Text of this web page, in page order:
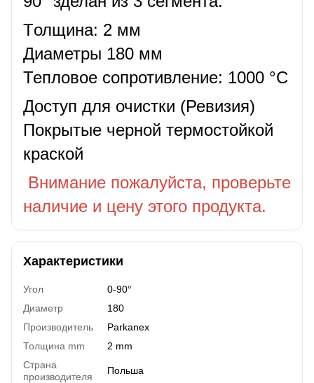
Tолщина: 2 мм
Диаметры 180 мм
Тепловое сопротивление: 1000 °C
Доступ для очистки (Ревизия)
Покрытые черной термостойкой
краской
Внимание пожалуйста, проверьте
наличие и цену этого продукта.
Характеристики
Угол
0-90°
Диаметр
180
Производитель
Parkanex
Толщина mm
2 mm
Страна
производителя
Польша